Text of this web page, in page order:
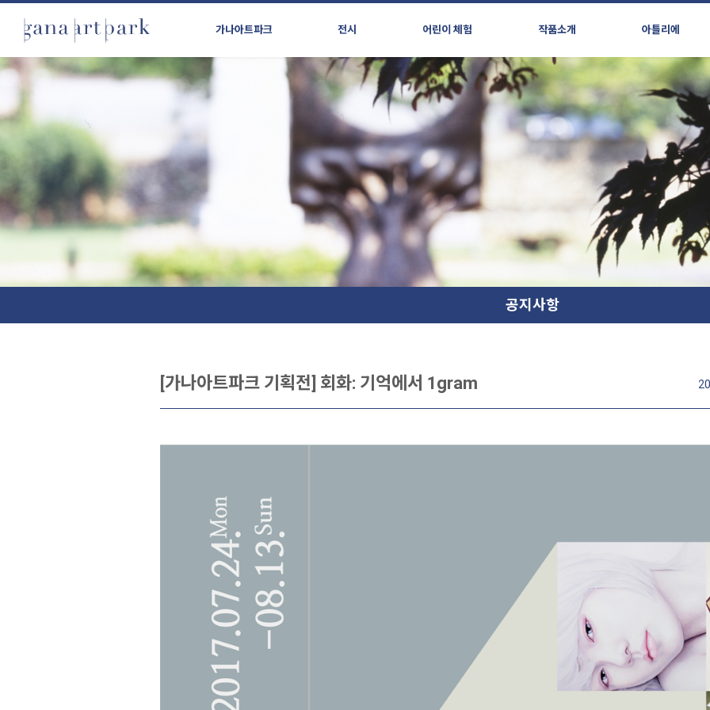
가나아트파크 전시 어린이 체험 작품소개 아틀리에
공지사항
[가나아트파크 기획전] 회화: 기억에서 1gram